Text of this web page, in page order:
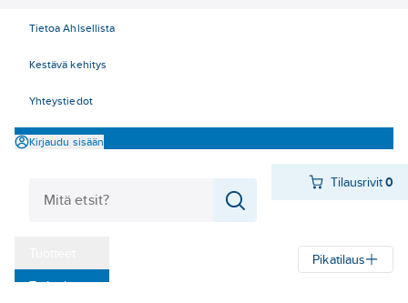
Tietoa Ahlsellista
Kestävä kehitys
Yhteystiedot
Kirjaudu sisään
Tilausrivit 0
‎Tarjoukset
Pikatilaus